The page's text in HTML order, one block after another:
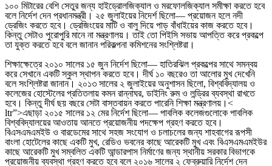
১০০ মিটারের বেশি সেতুর জন্য হাইড্রোলজিক্যাল ও মরফোলজিক্যাল সমীক্ষা করতে হবে
বলে নির্দেশ দেন প্রধানমন্ত্রী। ২৫ জুলাইয়ের নিদের্শ ছিলো— প্রয়োজন হলে নদী
ড্রেজিং করতে হবে। ড্রেজিংয়ের মাটি ও বালু দিয়ে পাড় বাঁধাইয়ের কাজ করতে হবে।
কিন্তু সেটাও পুরোপুরি মানে না মন্ত্রণালয়। তাই তো পিইসি সভায় আপত্তি করে প্রকল্পে
তা যুক্ত করতে হবে বলে জানান পরিকল্পনা কমিশনের সংশ্লিষ্টরা।
শিক্ষাক্ষেত্রে ২০১০ সালের ১৫ জুন নির্দেশ ছিলো— হাতিরঝিল প্রকল্পের সাথে সমন্বয়
করে সেখানে একটি স্কুল স্থাপন করতে হবে। দীর্ঘ ১০ বছরেও তা আলোর মুখ দেখেনি
বলে সংশ্লিষ্টরা জানান। ২০১৩ সালের ২ জুলাইয়ের অনুশাসন ছিলো, বিশ্ববিদ্যালয় ও
কলেজের হোস্টেলের প্রতিতলায় কমন রান্নাঘর, ডাইনিং রুম ও লন্ড্রির ব্যবস্থা রাখতে
হবে। কিন্তু দীর্ঘ ছয় বছরে সেটা বাস্তবায়ন করতে পারেনি শিক্ষা মন্ত্রণালয়।<
ltr”>এছাড়া ২০১৫ সালের ১২ মের নির্দেশ ছিলো— পাবলিক কলেজগুলোকে পাবলিক
বিশ্ববিদ্যালয়ের আওতায় আনতে প্রয়োজনীয় পদক্ষেপ গ্রহণ করতে হবে।
বিএসএমএমইউ ও বারডেমের সাথে সহজ সংযোগ ও চলাচলের জন্য শাহবাগের রূপসী
বাংলা হোটেলের কাছে একটি মুখ, রেডিও ভবনের কাছে আরেকটি মুখ এবং বিএসএমএমইউর
কাছে আরেকটি মুখ সম্বলিত একটি আন্ডারপাস নির্মাণের জন্য স্থানীয় সরকার বিভাগকে
প্রয়োজনীয় ব্যবস্থা গ্রহণ করতে হবে বলে ২০১৬ সালের ২ ফেব্রুয়ারি নির্দেশ দেন